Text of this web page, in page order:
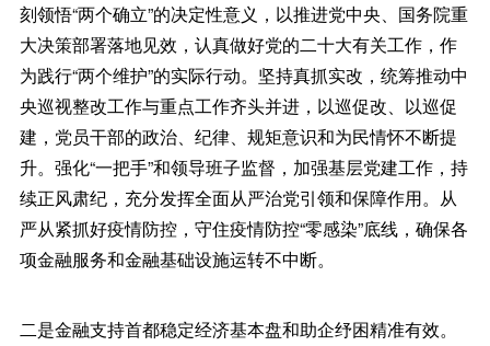
刻领悟“两个确立”的决定性意义，以推进党中央、国务院重
大决策部署落地见效，认真做好党的二十大有关工作，作
为践行“两个维护”的实际行动。坚持真抓实改，统筹推动中
央巡视整改工作与重点工作齐头并进，以巡促改、以巡促
建，党员干部的政治、纪律、规矩意识和为民情怀不断提
升。强化“一把手”和领导班子监督，加强基层党建工作，持
续正风肃纪，充分发挥全面从严治党引领和保障作用。从
严从紧抓好疫情防控，守住疫情防控“零感染”底线，确保各
项金融服务和金融基础设施运转不中断。
二是金融支持首都稳定经济基本盘和助企纾困精准有效。